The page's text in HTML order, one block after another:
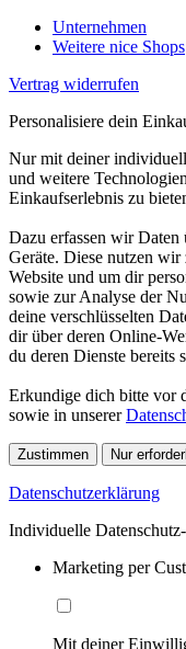
Unternehmen
Weitere nice Shops
Vertrag widerrufen
Personalisiere dein
Nur mit deiner
und weitere
Einkaufserlebnis zu
Dazu erfassen wir Daten
Geräte. Diese nutzen
Website und um dir
sowie zur Analyse der
deine verschlüsselten
dir über deren Online-
du deren Dienste bereits
Erkundige dich bitte vor
sowie in unserer
Zustimmen Nur
Datenschutzerklärung
Individuelle
Marketing per
Mit deiner